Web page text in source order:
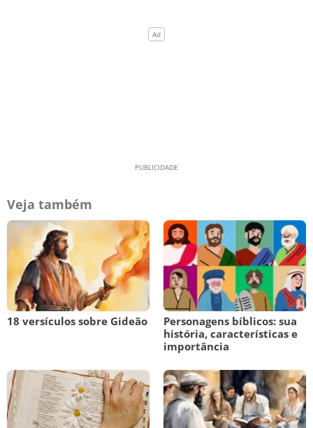
Veja também
18 versículos sobre Gideão
Personagens bíblicos: sua
história, características e
importância